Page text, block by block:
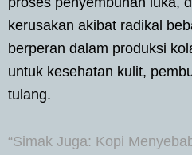
kerusakan akibat radikal
berperan dalam produksi
untuk kesehatan kulit,
tulang.
“Simak Juga: Kopi